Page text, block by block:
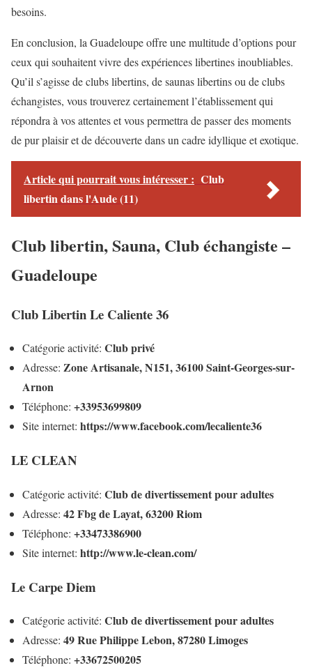
besoins.
En conclusion, la Guadeloupe offre une multitude d’options pour
ceux qui souhaitent vivre des expériences libertines inoubliables.
Qu’il s’agisse de clubs libertins, de saunas libertins ou de clubs
échangistes, vous trouverez certainement l’établissement qui
répondra à vos attentes et vous permettra de passer des moments
de pur plaisir et de découverte dans un cadre idyllique et exotique.
Article qui pourrait vous intéresser : Club
libertin dans l'Aude (11)
Club libertin, Sauna, Club échangiste –
Guadeloupe
Club Libertin Le Caliente 36
Catégorie activité: Club privé
Adresse: Zone Artisanale, N151, 36100 Saint-Georges-sur-
Arnon
Téléphone: +33953699809
Site internet: https://www.facebook.com/lecaliente36
LE CLEAN
Catégorie activité: Club de divertissement pour adultes
Adresse: 42 Fbg de Layat, 63200 Riom
Téléphone: +33473386900
Site internet: http://www.le-clean.com/
Le Carpe Diem
Catégorie activité: Club de divertissement pour adultes
Adresse: 49 Rue Philippe Lebon, 87280 Limoges
Téléphone: +33672500205